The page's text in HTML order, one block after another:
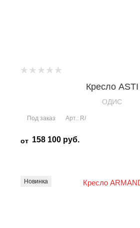
Кресло ASTI
OДИС
Под заказ Арт.: R/
от 158 100 руб.
Новинка